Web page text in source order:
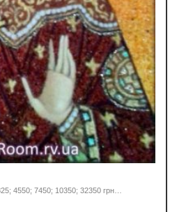
4550; 7450; 10350; 32350 грн…